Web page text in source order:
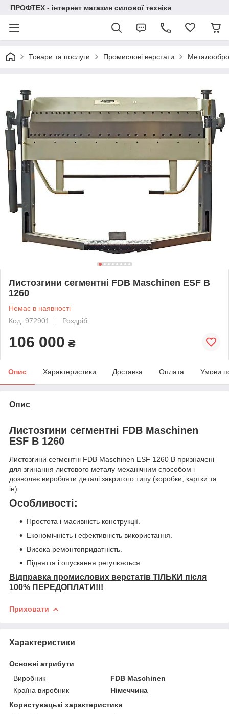
ПРОФТЕХ - інтернет магазин силової техніки
Товари та послуги Промислові верстати
Листозгини сегментні FDB Maschinen ESF В
1260
Немає в наявності
Код: 972901
Роздріб
106 000 ₴
Опис Характеристики Доставка Оплата Умови
Опис
Листозгини сегментні FDB Maschinen
ESF В 1260
Листозгини сегментні FDB Maschinen ESF 1260 В призначені
для згинання листового металу механічним способом і
дозволяє виробляти деталі закритого типу (коробки, картки та
ін).
Особливості:
Простота і масивність конструкції.
Економічність і ефективність використання.
Висока ремонтопридатність.
Підняття і опускання регулюється.
Відправка промислових верстатів ТІЛЬКИ після
100% ПЕРЕДОПЛАТИ!!!
Приховати
Характеристики
Основні атрибути
Виробник
FDB Maschinen
Країна виробник
Німеччина
Користувацькі характеристики